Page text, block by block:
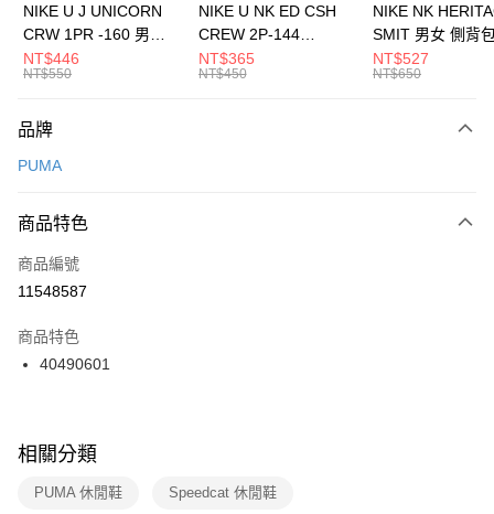
元大商業銀行
台灣樂天信用卡公司
全盈+PAY
AFTEE先享後付
【關於「AFTEE先享後付」】
便利好安心！
３．安心：先確認商品／服務後，再付款。
【「AFTEE先享後付」結帳流程】
１．於結帳方式選擇「AFTEE先享後付」後，將跳轉至「AFTEE先享後付」
２．訂單成立數日內，您將收到繳費通知簡訊。
３．收到繳費通知簡訊後14天內，點擊此簡訊中的連結，可透過四大超商／
ATM／網路銀行／等多元方式進行付款，方視為交易完成。
※ 交易是否成功請以「AFTEE先享後付 」之結帳頁面顯示為準，若有關於
是否繳費成功／繳費後需取消欲退款等相關疑問，請聯繫「AFTEE先享後付
客戶支援中心」https://netprotections.freshdesk.com/support/home
運送方式
每筆NT$100，滿NT$1,500(含以上)免運費
宅配
每筆NT$100，滿NT$1,500(含以上)免運費
付款後門市自取
每筆NT$100，滿NT$1,500(含以上)免運費
NIKE U J UNICORN
CRW 1PR -160 男女
中統襪 FZ3393100
NT$446
NT$550
NIKE U NK ED CSH
CREW 2P-144
EMBRDY 男女 短統襪
FZ3073133
NT$365
NT$450
NIKE NK
SMIT 男女 側背
BA5871010
NT$527
NT$650
品牌
PUMA
商品特色
商品編號
11548587
商品特色
40490601
相關分類
PUMA 休閒鞋 Speedcat 休閒鞋